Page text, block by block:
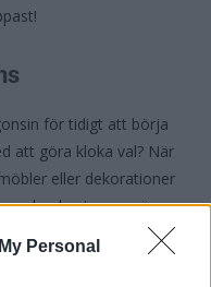
Personal
för tidigt att börja
att göra kloka val? När
eller dekorationer
saker kostar mer än
dem själva fördela sin